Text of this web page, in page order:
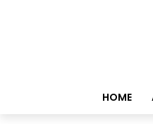
HOME